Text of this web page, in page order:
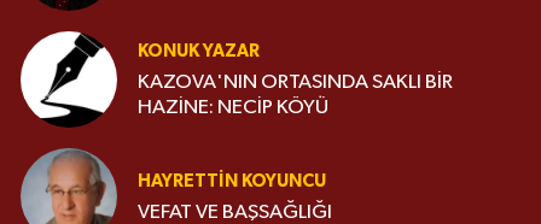
KONUK YAZAR
KAZOVA'NIN ORTASINDA SAKLI BİR
HAZİNE: NECİP KÖYÜ
HAYRETTIN KOYUNCU
VEFAT VE BAŞSAĞLIĞI